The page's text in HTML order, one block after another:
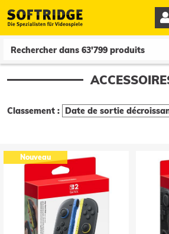
Classement :
Nouveau